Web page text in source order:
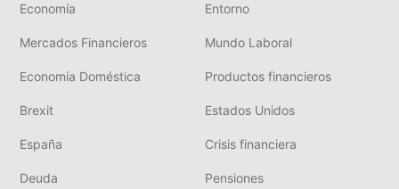
Economía Entorno
Mercados Financieros Mundo Laboral
Economía Doméstica Productos financieros
Brexit Estados Unidos
España Crisis financiera
Deuda Pensiones